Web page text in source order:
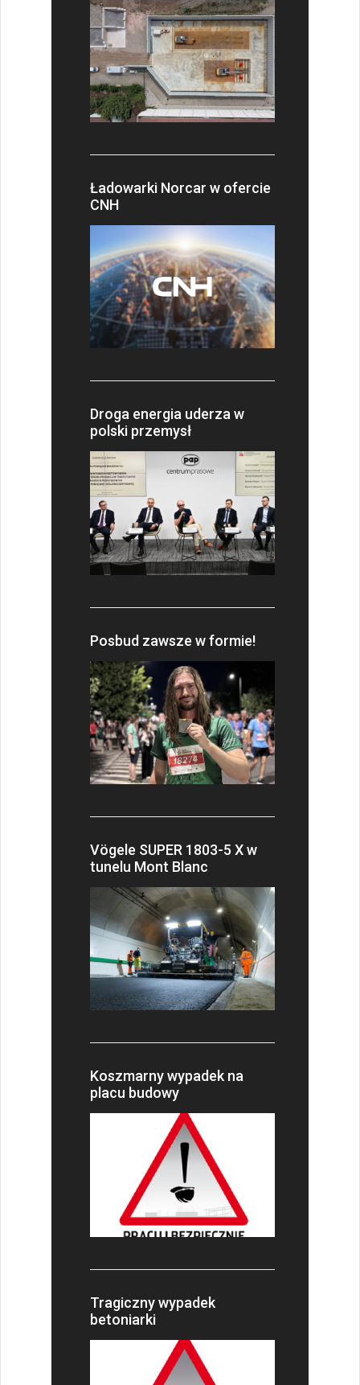
Ładowarki Norcar w ofercie
CNH
Droga energia uderza w
polski przemysł
Posbud zawsze w formie!
Vögele SUPER 1803-5 X w
tunelu Mont Blanc
Koszmarny wypadek na
placu budowy
Tragiczny wypadek
betoniarki